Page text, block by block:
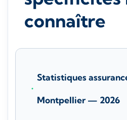
connaître
Statistiques
Montpellier — 2026